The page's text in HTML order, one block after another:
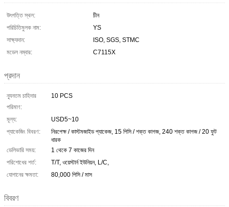
উৎপত্তি স্থল:
চীন
পরিচিতিমুলক নাম:
YS
সাক্ষ্যদান:
ISO, SGS, STMC
মডেল নম্বার:
C7115X
প্রদান
ন্যূনতম চাহিদার
পরিমাণ:
10 PCS
মূল্য:
USD5~10
প্যাকেজিং বিবরণ:
নিরপেক্ষ / কাস্টমজাইড প্যাকেজ, 15 পিসি / শক্ত কাগজ, 240 শক্ত কাগজ / 20 ফুট
ধারক
ডেলিভারি সময়:
1 থেকে 7 কাজের দিন
পরিশোধের শর্ত:
T/T, ওয়েস্টার্ন ইউনিয়ন, L/C,
যোগানের ক্ষমতা:
80,000 পিসি / মাস
বিবরণ